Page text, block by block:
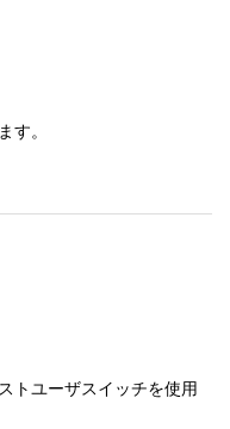
す。
トユーザスイッチを使用